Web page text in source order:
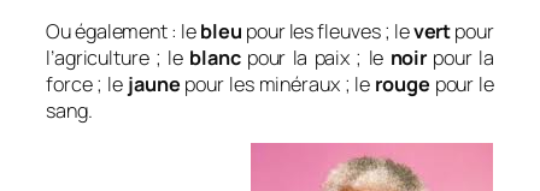
Ou également : lebleu pour les fleuves ; levertpour
l’agriculture ; le blancpour la paix ; le noir pour la
force ; le jaune pour les minéraux ; le rouge pour le
sang.